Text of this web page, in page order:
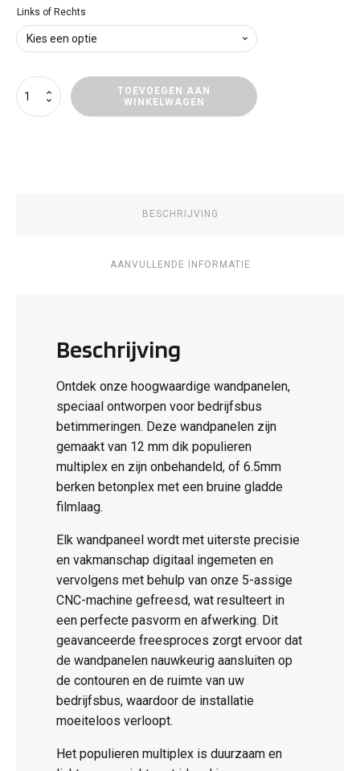
Links of Rechts
Wandpaneel
Citroën
TOEVOEGEN AAN
WINKELWAGEN
BESCHRIJVING
AANVULLENDE INFORMATIE
Beschrijving
Ontdek onze hoogwaardige wandpanelen,
speciaal ontworpen voor bedrijfsbus
betimmeringen. Deze wandpanelen zijn
gemaakt van 12 mm dik populieren
multiplex en zijn onbehandeld, of 6.5mm
berken betonplex met een bruine gladde
filmlaag.
Elk wandpaneel wordt met uiterste precisie
en vakmanschap digitaal ingemeten en
vervolgens met behulp van onze 5-assige
CNC-machine gefreesd, wat resulteert in
een perfecte pasvorm en afwerking. Dit
geavanceerde freesproces zorgt ervoor dat
de wandpanelen nauwkeurig aansluiten op
de contouren en de ruimte van uw
bedrijfsbus, waardoor de installatie
moeiteloos verloopt.
Het populieren multiplex is duurzaam en